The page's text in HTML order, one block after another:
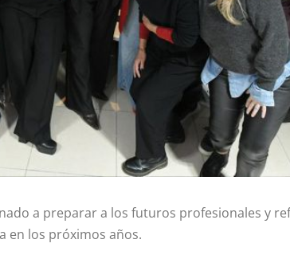
a preparar a los futuros profesionales y
en los próximos años.